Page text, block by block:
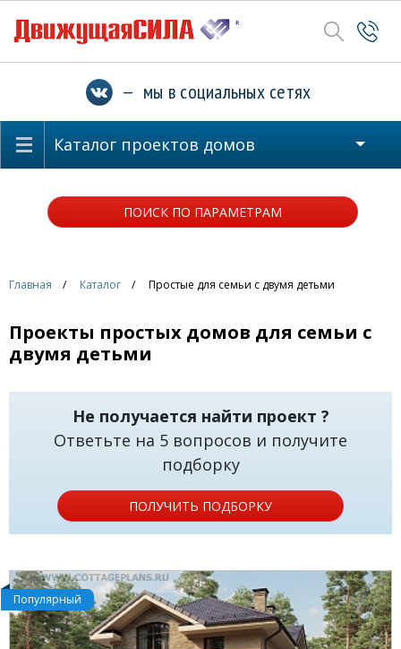
— мы в социальных сетях
Каталог проектов домов
ПОИСК ПО ПАРАМЕТРАМ
Главная Каталог Простые для семьи с двумя детьми
Проекты простых домов для семьи с
двумя детьми
Не получается найти проект ?
Ответьте на 5 вопросов и получите
подборку
ПОЛУЧИТЬ ПОДБОРКУ
Популярный